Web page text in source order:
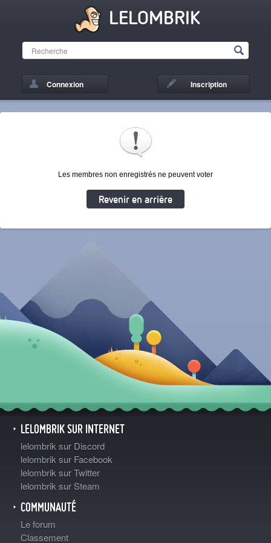
LELOMBRIK
Connexion Inscription
Les membres non enregistrés ne peuvent voter
Revenir en arrière
LELOMBRIK SUR INTERNET
lelombrik sur Discord
lelombrik sur Facebook
lelombrik sur Twitter
lelombrik sur Steam
COMMUNAUTÉ
Le forum
Classement